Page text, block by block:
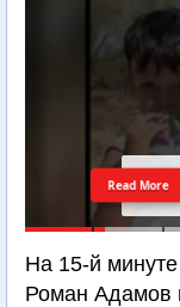
Read More
На 15-й
Роман Адамов